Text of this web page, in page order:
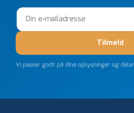
Tilmeld
Vi passer godt på dine oplysninger og